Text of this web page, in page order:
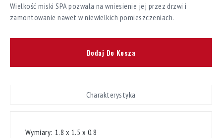
Wielkość miski SPA pozwala na wniesienie jej przez drzwi i
zamontowanie nawet w niewielkich pomieszczeniach.
Dodaj Do Kosza
Charakterystyka
Wymiary: 1.8 х 1.5 х 0.8